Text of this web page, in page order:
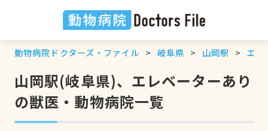
動物病院ドクターズ・ファイル 岐阜県 山岡駅 エレ
山岡駅(岐阜県)、エレベーターあり
の獣医・動物病院一覧